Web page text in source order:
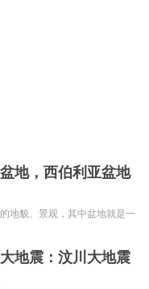
可能要追溯到1988
地，西伯利亚盆地
地貌、景观，其中盆地就是一
地震：汶川大地震